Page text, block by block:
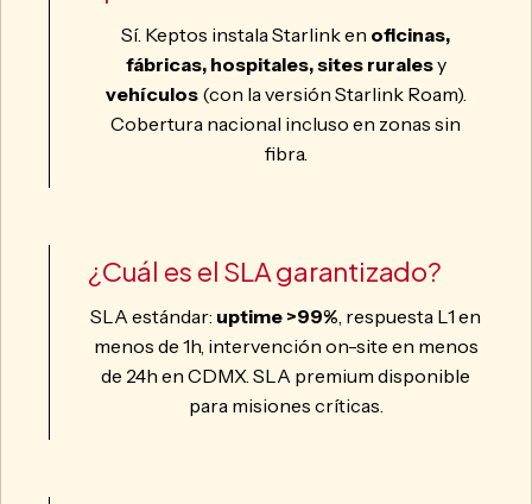
Sí. Keptos instala Starlink en oficinas,
fábricas, hospitales, sites ruralesy
vehículos(con la versión Starlink Roam).
Cobertura nacional incluso en zonas sin
fibra.
¿Cuál es el SLA garantizado?
SLA estándar: uptime >99% , respuesta L1 en
menos de 1h, intervención on-site en menos
de 24h en CDMX. SLA premium disponible
para misiones críticas.